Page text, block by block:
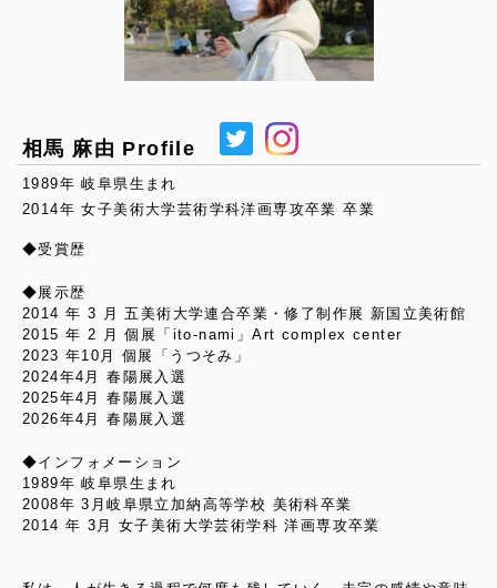
相馬 麻由 Profile
1989年 岐阜県生まれ
2014年 女子美術大学芸術学科洋画専攻卒業 卒業
◆受賞歴
◆展示歴
2014 年 3 月 五美術大学連合卒業・修了制作展 新国立美術館
2015 年 2 月 個展「ito-nami」Art complex center
2023 年10月 個展「うつそみ」
2024年4月 春陽展入選
2025年4月 春陽展入選
2026年4月 春陽展入選
◆インフォメーション
1989年 岐阜県生まれ
2008年 3月岐阜県立加納高等学校 美術科卒業
2014 年 3月 女子美術大学芸術学科 洋画専攻卒業